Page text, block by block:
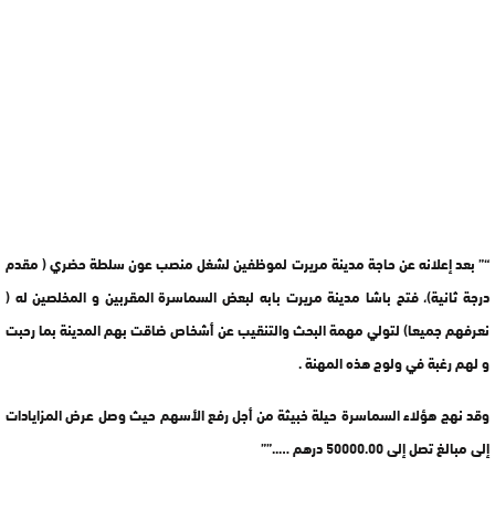
“” بعد إعلانه عن حاجة مدينة مريرت لموظفين لشغل منصب عون سلطة حضري ( مقدم
درجة ثانية)، فتح باشا مدينة مريرت بابه لبعض السماسرة المقربين و المخلصين له (
نعرفهم جميعا) لتولي مهمة البحث والتنقيب عن أشخاص ضاقت بهم المدينة بما رحبت
و لهم رغبة في ولوج هذه المهنة .
وقد نهج هؤلاء السماسرة حيلة خبيثة من أجل رفع الأسهم حيث وصل عرض المزايادات
إلى مبالغ تصل إلى 50000.00 درهم …..””